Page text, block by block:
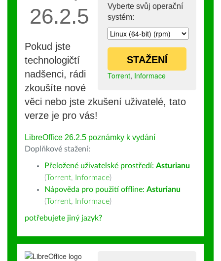
Vyberte svůj operační
systém:
STAŽENÍ
Torrent, Informace
26.2.5
Pokud jste
technologičtí
nadšenci, rádi
zkoušíte nové
věci nebo jste zkušení uživatelé, tato
verze je pro vás!
LibreOffice 26.2.5 poznámky k vydání
Doplňkové stažení:
Přeložené uživatelské prostředí: Asturianu
(Torrent, Informace)
Nápověda pro použití offline: Asturianu
(Torrent, Informace)
potřebujete jiný jazyk?